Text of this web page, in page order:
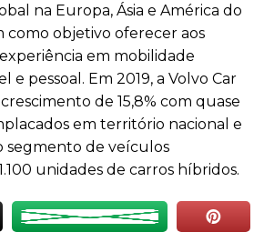
na Europa, Ásia e América do
como objetivo oferecer aos
em mobilidade
e pessoal. Em 2019, a Volvo Car
de 15,8% com quase
em território nacional e
segmento de veículos
unidades de carros híbridos.